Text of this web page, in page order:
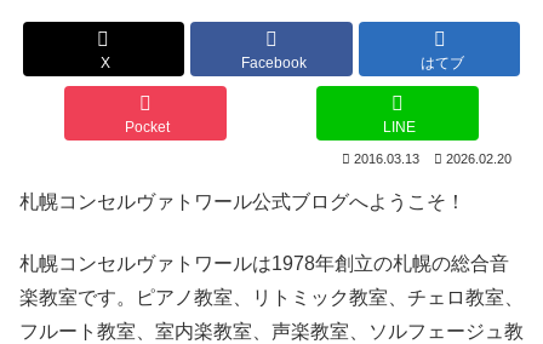
X Facebook はてブ
Pocket LINE
2016.03.13 2026.02.20
札幌コンセルヴァトワール公式ブログへようこそ！
札幌コンセルヴァトワールは1978年創立の札幌の総合音
楽教室です。ピアノ教室、リトミック教室、チェロ教室、
フルート教室、室内楽教室、声楽教室、ソルフェージュ教